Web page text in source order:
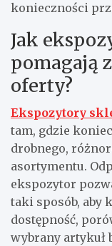
konieczności
Jak
pomagają
oferty?
Ekspozytory
tam, gdzie
drobnego,
asortymentu.
ekspozytor
taki sposób, aby
dostępność,
wybrany artykuł